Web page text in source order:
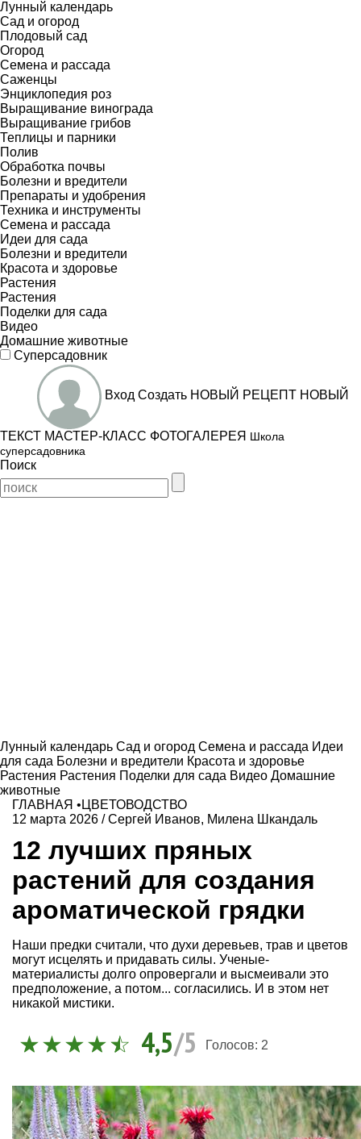
Лунный календарь
Сад и огород
Плодовый сад
Огород
Семена и рассада
Саженцы
Энциклопедия роз
Выращивание винограда
Выращивание грибов
Теплицы и парники
Полив
Обработка почвы
Болезни и вредители
Препараты и удобрения
Техника и инструменты
Семена и рассада
Идеи для сада
Болезни и вредители
Красота и здоровье
Растения
Растения
Поделки для сада
Видео
Домашние животные
Суперсадовник
Вход Создать НОВЫЙ РЕЦЕПТ НОВЫЙ
ТЕКСТ МАСТЕР-КЛАСС ФОТОГАЛЕРЕЯ Школа
суперсадовника
Поиск
Лунный календарь Сад и огород Семена и рассада Идеи
для сада Болезни и вредители Красота и здоровье
Растения Растения Поделки для сада Видео Домашние
животные
ГЛАВНАЯ • ЦВЕТОВОДСТВО
12 марта 2026 /Сергей Иванов, Милена Шкандаль
12 лучших пряных
растений для создания
ароматической грядки
Наши предки считали, что духи деревьев, трав и цветов
могут исцелять и придавать силы. Ученые-
материалисты долго опровергали и высмеивали это
предположение, а потом... согласились. И в этом нет
никакой мистики.
4,5/5 Голосов: 2